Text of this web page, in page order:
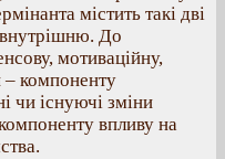
містить такі дві
До
мотиваційну,
– компоненту
чи існуючі зміни
впливу на